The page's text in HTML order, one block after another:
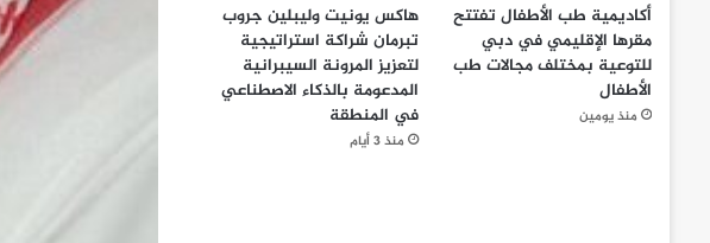
أكاديمية طب الأطفال تفتتح
مقرها الإقليمي في دبي
للتوعية بمختلف مجالات طب
الأطفال
منذ يومين
هاكس يونيت وليبلين جروب
تبرمان شراكة استراتيجية
لتعزيز المرونة السيبرانية
المدعومة بالذكاء الاصطناعي
في المنطقة
منذ 3 أيام